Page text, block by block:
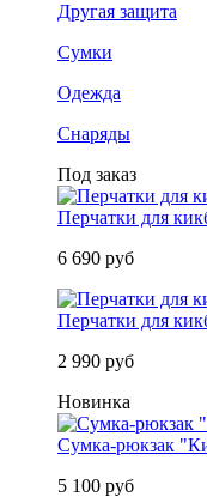
Другая защита
Сумки
Одежда
Снаряды
Под заказ
Перчатки для
6 690 руб
Перчатки для
2 990 руб
Новинка
Сумка-рюкзак
5 100 руб